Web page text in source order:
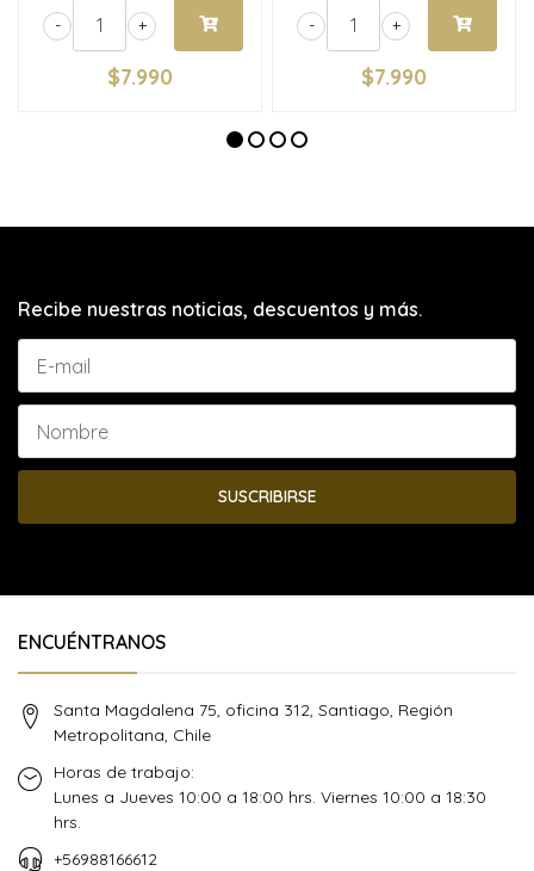
+
-
$7.990
+
-
$7.990
Recibe nuestras noticias, descuentos y más.
SUSCRIBIRSE
ENCUÉNTRANOS
Santa Magdalena 75, oficina 312, Santiago, Región
Metropolitana, Chile
Horas de trabajo:
Lunes a Jueves 10:00 a 18:00 hrs. Viernes 10:00 a 18:30
hrs.
+56988166612